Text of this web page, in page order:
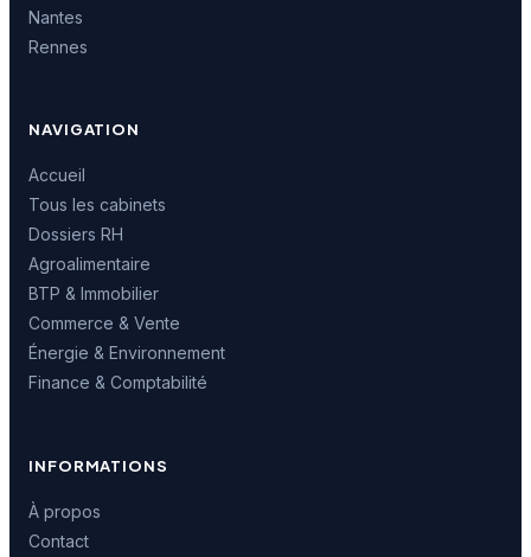
Nantes
Rennes
NAVIGATION
Accueil
Tous les cabinets
Dossiers RH
Agroalimentaire
BTP & Immobilier
Commerce & Vente
Énergie & Environnement
Finance & Comptabilité
INFORMATIONS
À propos
Contact